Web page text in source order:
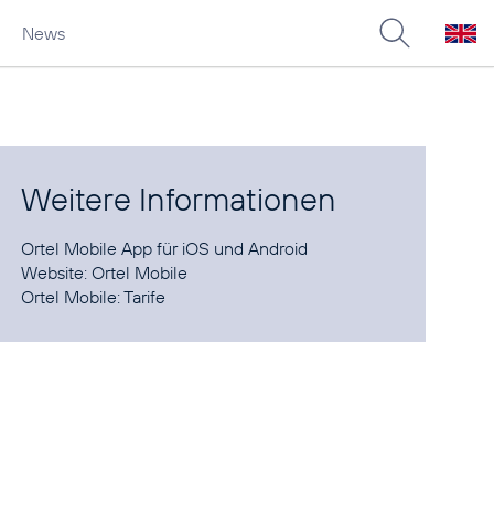
News
Weitere Informationen
Ortel Mobile App für iOS undAndroid
Website:Ortel Mobile
Ortel Mobile:Tarife